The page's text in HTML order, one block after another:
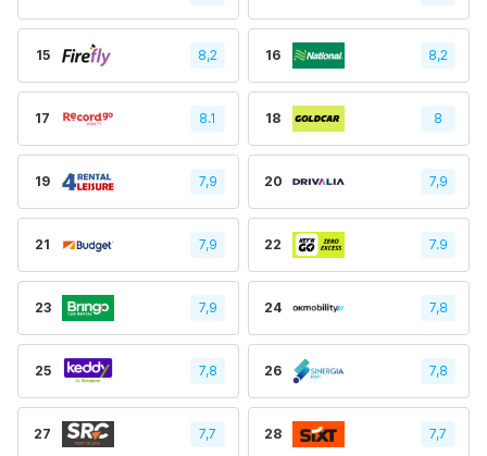
15 8,2 16 8,2
17 8.1 18 8
19 7,9 20 7,9
21 7,9 22 7.9
23 7,9 24 7,8
25 7,8 26 7,8
27 7,7 28 7,7